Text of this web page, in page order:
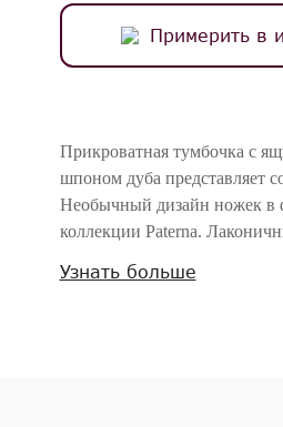
Примерить в
Прикроватная тумбочка с
шпоном дуба представляет
Необычный дизайн ножек в
коллекции Paterna.
Просторная верхняя
Узнать больше